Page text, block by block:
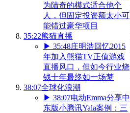
为陆奇的模式适合他个
人，但固定投资额太小可
能错过豪华项目
35:22熊猫直播
▶ 35:48庄明浩回忆2015
年加入熊猫TV正值游戏
直播风口，但如今行业烧
钱十年最终如一场梦
38:07全球化浪潮
▶ 38:07电动Emma分享中
东版小腾讯Yala案例：三